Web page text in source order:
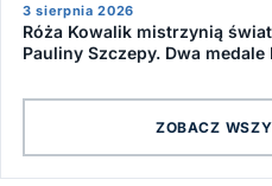
3 sierpnia 2026
Róża Kowalik mistrzynią
Pauliny Szczepy. Dwa
ZOBACZ